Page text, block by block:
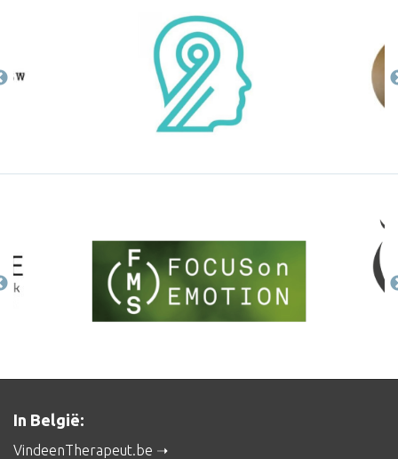
In België:
VindeenTherapeut.be